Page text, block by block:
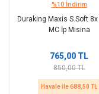
%10 İndirim
Duraking Maxis S.Soft
MC İp Misina
765,00 TL
850,00 TL
Havale ile 688,50 TL